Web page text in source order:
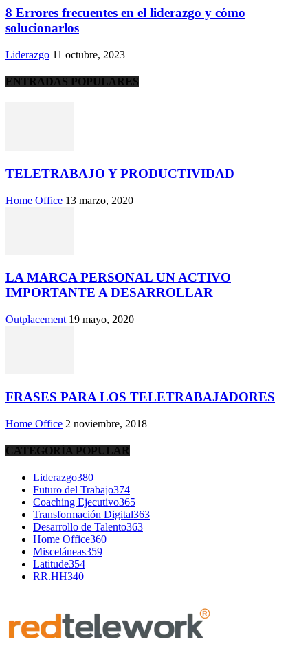
8 Errores frecuentes en el liderazgo y cómo
solucionarlos
Liderazgo 11 octubre, 2023
ENTRADAS POPULARES
TELETRABAJO Y PRODUCTIVIDAD
Home Office 13 marzo, 2020
LA MARCA PERSONAL UN ACTIVO
IMPORTANTE A DESARROLLAR
Outplacement 19 mayo, 2020
FRASES PARA LOS TELETRABAJADORES
Home Office 2 noviembre, 2018
CATEGORÍA POPULAR
Liderazgo380
Futuro del Trabajo374
Coaching Ejecutivo365
Transformación Digital363
Desarrollo de Talento363
Home Office360
Misceláneas359
Latitude354
RR.HH340